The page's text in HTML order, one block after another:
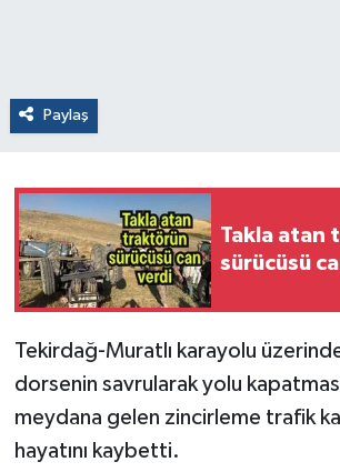
Paylaş
Takla atan
sürücüsü
Tekirdağ-Muratlı karayolu
dorsenin savrularak yolu
meydana gelen zincirleme trafik
hayatını kaybetti.